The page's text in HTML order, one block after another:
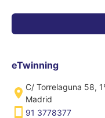
eTwinning
C/ Torrelaguna 58,
Madrid
91 3778377